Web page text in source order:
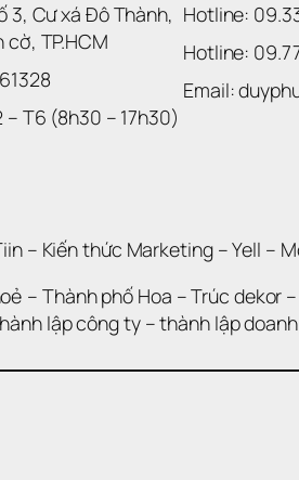
3, Cư xá Đô Thành,
cờ, TP.HCM
– T6 (8h30 – 17h30)
Hotline:
Hotline:
Email:
– Kiến thức Marketing – Yell –
– Thành phố Hoa – Trúc dekor –
lập công ty – thành lập